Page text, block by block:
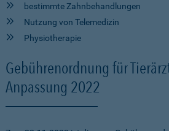
bestimmte Zahnbehandlungen
Nutzung von Telemedizin
Physiotherapie
Gebührenordnung für
Anpassung 2022